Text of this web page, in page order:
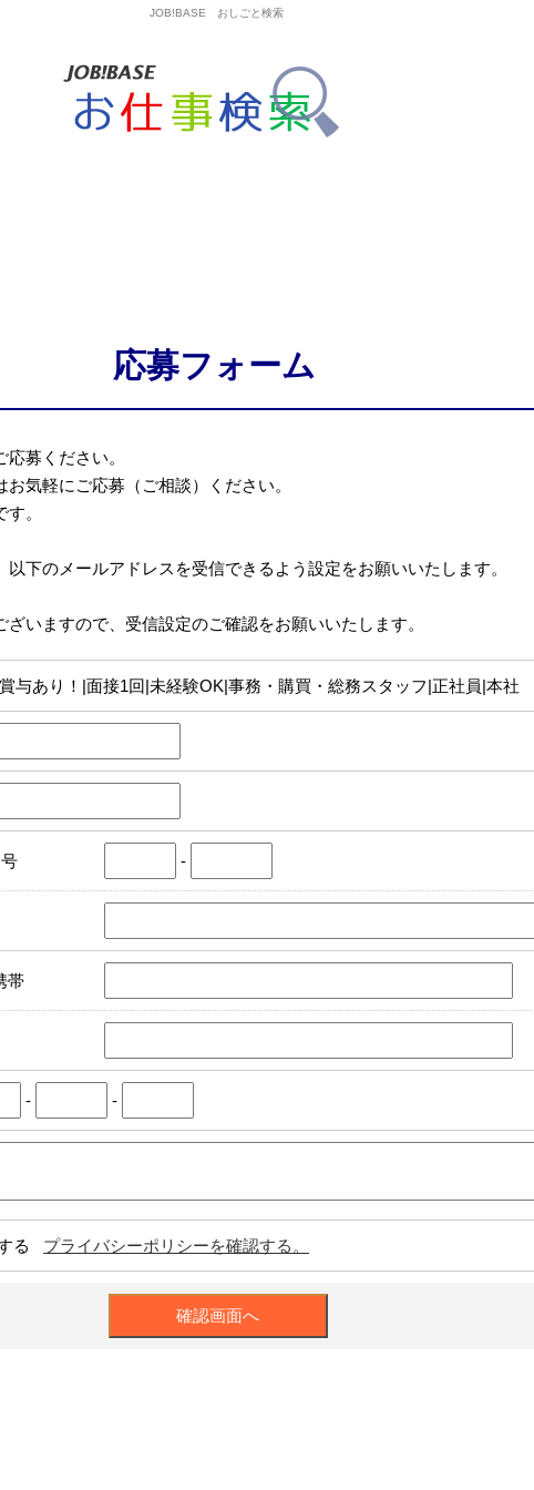
JOB!BASE おしごと検索
応募フォーム
募ください。
気軽にご応募（ご相談）ください。
。
下のメールアドレスを受信できるよう設定をお願いいたします。
いますので、受信設定のご確認をお願いいたします。
与あり！|面接1回|未経験OK|事務・購買・総務スタッフ|正社員|本社
-
帯
- -
る プライバシーポリシーを確認する。